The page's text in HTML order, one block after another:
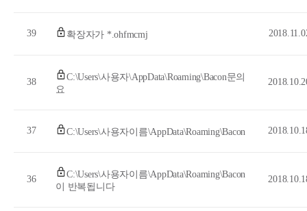
39 확장자가 *.ohfmcmj
38
C:\Users\사용자\AppData\Roaming\Bacon문의
요
37 C:\Users\사용자이름\AppData\Roaming\Bacon
36
C:\Users\사용자이름\AppData\Roaming\Bacon
이 반복됩니다